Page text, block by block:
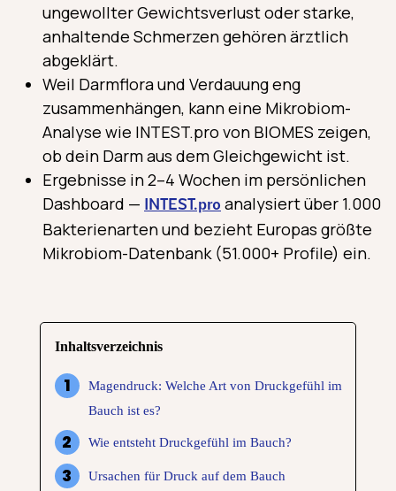
ungewollter Gewichtsverlust oder starke,
anhaltende Schmerzen gehören ärztlich
abgeklärt.
Weil Darmflora und Verdauung eng
zusammenhängen, kann eine Mikrobiom-
Analyse wie INTEST.pro von BIOMES zeigen,
ob dein Darm aus dem Gleichgewicht ist.
Ergebnisse in 2–4 Wochen im persönlichen
Dashboard — INTEST.pro analysiert über 1.000
Bakterienarten und bezieht Europas größte
Mikrobiom-Datenbank (51.000+ Profile) ein.
Inhaltsverzeichnis
Magendruck: Welche Art von Druckgefühl im
Bauch ist es?
Wie entsteht Druckgefühl im Bauch?
Ursachen für Druck auf dem Bauch